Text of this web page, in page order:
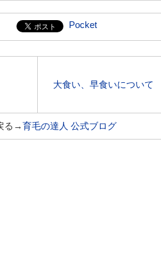
Pocket
大食い、早食いについて
る→育毛の達人 公式ブログ